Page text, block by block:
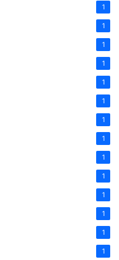
1
1
1
1
1
1
1
1
1
1
1
1
1
1